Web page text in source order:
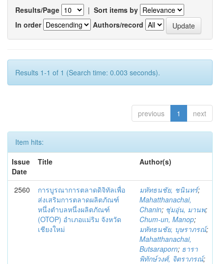
Results/Page | Sort items by
In order
Authors/record
Results 1-1 of 1 (Search time: 0.003 seconds).
previous 1 next
Item hits:
Issue
Date
Title Author(s)
2560
การบูรณาการตลาดดิจิทัลเพื่อ
ส่งเสริมการตลาดผลิตภัณฑ์
หนึ่งตำบลหนึ่งผลิตภัณฑ์
(OTOP) อำเภอแม่ริม จังหวัด
เชียงใหม่
มหัทธนชัย, ชนินทร์;
Mahatthanachai,
Chanin; ชุ่มอุ่น, มานพ;
Chum-un, Manop;
มหัทธนชัย, บุษราภรณ์;
Mahatthanachai,
Butsaraporn; ธารา
พิทักษ์วงศ์, จิตราภรณ์;